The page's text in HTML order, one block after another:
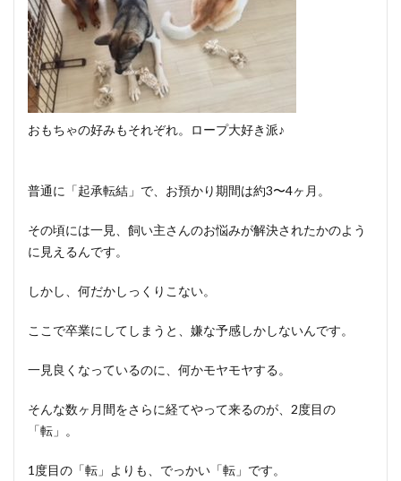
おもちゃの好みもそれぞれ。ロープ大好き派♪
普通に「起承転結」で、お預かり期間は約3〜4ヶ月。
その頃には一見、飼い主さんのお悩みが解決されたかのよう
に見えるんです。
しかし、何だかしっくりこない。
ここで卒業にしてしまうと、嫌な予感しかしないんです。
一見良くなっているのに、何かモヤモヤする。
そんな数ヶ月間をさらに経てやって来るのが、2度目の
「転」。
1度目の「転」よりも、でっかい「転」です。